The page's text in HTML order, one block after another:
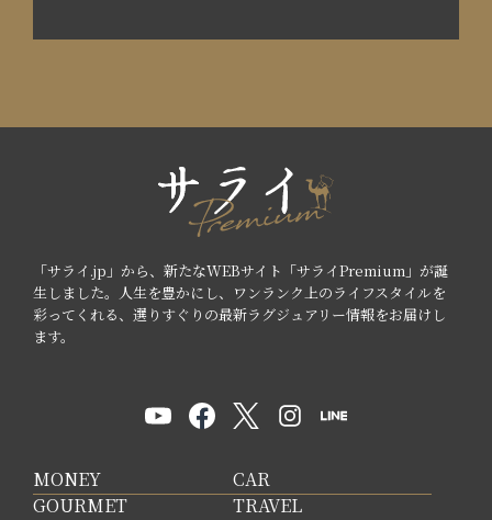
「サライ.jp」から、新たなWEBサイト「サライPremium」が誕
生しました。人生を豊かにし、ワンランク上のライフスタイルを
彩ってくれる、選りすぐりの最新ラグジュアリー情報をお届けし
ます。
MONEY
CAR
GOURMET
TRAVEL